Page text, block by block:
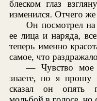
блеском глаз
изменился. Отчего
Он посмотрел
ее лица и наряда,
теперь именно
самое, что
— Чувство мое
знаете, но я
сказал он опять